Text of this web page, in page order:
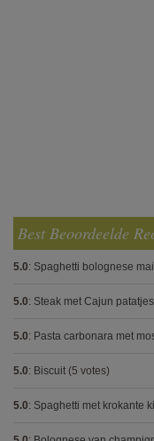
Best Beoordeelde
5.0: Spaghetti bolognese
5.0: Steak met Cajun
5.0: Pasta carbonara met
5.0: Biscuit (5 votes)
5.0: Spaghetti met krokante